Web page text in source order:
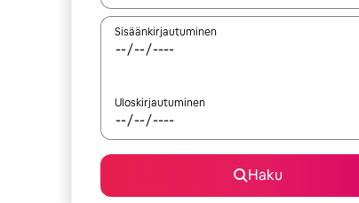
Sisäänkirjautuminen
Uloskirjautuminen
Haku